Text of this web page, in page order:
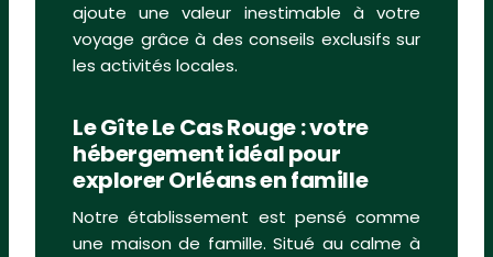
ajoute une valeur inestimable à votre
voyage grâce à des conseils exclusifs sur
les activités locales.
Le Gîte Le Cas Rouge : votre
hébergement idéal pour
explorer Orléans en famille
Notre établissement est pensé comme
une maison de famille. Situé au calme à